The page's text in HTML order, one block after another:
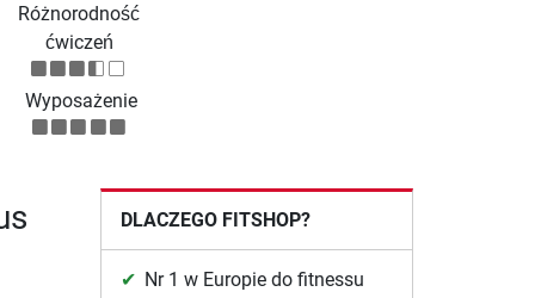
Różnorodność
ćwiczeń
Wyposażenie
DLACZEGO FITSHOP?
Nr 1 w Europie do fitnessu